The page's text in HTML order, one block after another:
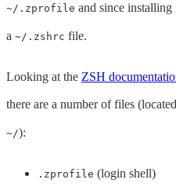
~/.zprofile and since
a ~/.zshrc file.
Looking at the ZSH
there are a number of files
~/):
.zprofile (login shell)